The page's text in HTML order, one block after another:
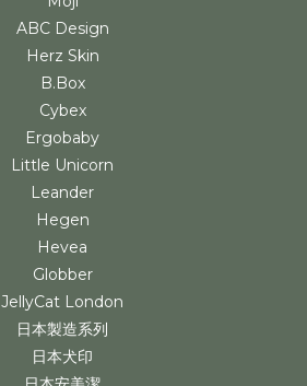
ABC Design
Herz Skin
B.Box
Cybex
Ergobaby
Little Unicorn
Leander
Hegen
Hevea
Globber
JellyCat London
日本製造系列
日本犬印